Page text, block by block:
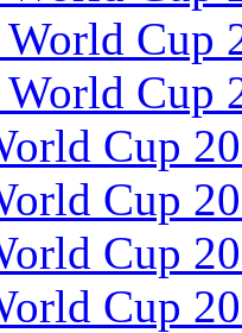
Cup
Cup
Cup
Cup
Cup
Cup